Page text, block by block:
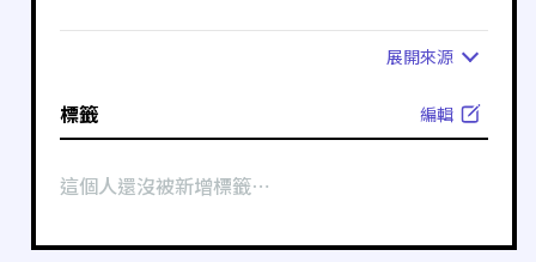
展開來源
標籤 編輯
這個人還沒被新增標籤⋯